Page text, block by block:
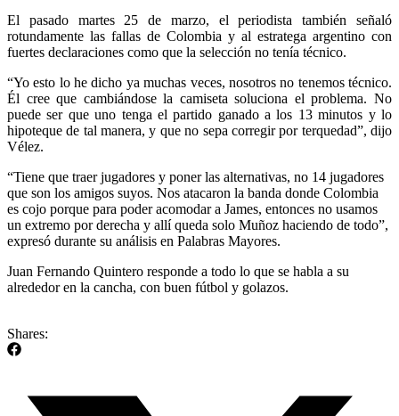
El pasado martes 25 de marzo, el periodista también señaló
rotundamente las fallas de Colombia y al estratega argentino con
fuertes declaraciones como que la selección no tenía técnico.
“Yo esto lo he dicho ya muchas veces, nosotros no tenemos técnico.
Él cree que cambiándose la camiseta soluciona el problema. No
puede ser que uno tenga el partido ganado a los 13 minutos y lo
hipoteque de tal manera, y que no sepa corregir por terquedad”, dijo
Vélez.
“Tiene que traer jugadores y poner las alternativas, no 14 jugadores
que son los amigos suyos. Nos atacaron la banda donde Colombia
es cojo porque para poder acomodar a James, entonces no usamos
un extremo por derecha y allí queda solo Muñoz haciendo de todo”,
expresó durante su análisis en Palabras Mayores.
Juan Fernando Quintero responde a todo lo que se habla a su
alrededor en la cancha, con buen fútbol y golazos.
Shares: